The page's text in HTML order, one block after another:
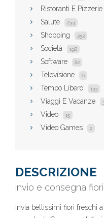
Ristoranti E Pizzerie
Salute 234
Shopping 252
Società 198
Software 82
Televisione 6
Tempo Libero 133
Viaggi E Vacanze
Video 15
Video Games 2
DESCRIZIONE
invio e consegna
Invia bellissimi fiori freschi